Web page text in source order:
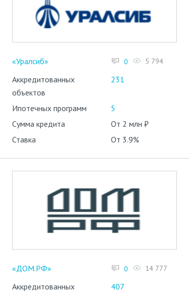
«Уралсиб» 0 5 794
Аккредитованных
объектов
231
Ипотечных программ
5
Сумма кредита
От 2 млн ₽
Ставка
От 3.9%
«ДОМ.РФ» 0 14 777
Аккредитованных
407